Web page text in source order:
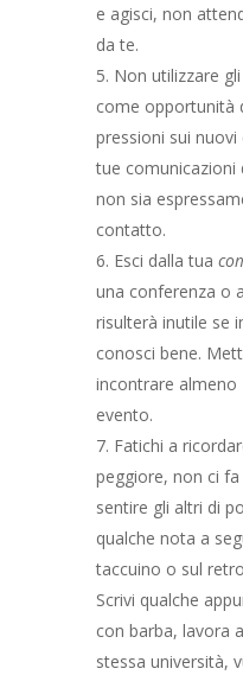
e agisci, non
da te.
Non utilizzare
come opportunità
pressioni sui nuovi
tue comunicazioni
non sia
contatto.
Esci dalla tua
una conferenza o
risulterà inutile se
conosci bene.
incontrare almeno
evento.
Fatichi a
peggiore, non ci
sentire gli altri di
qualche nota a
taccuino o sul
Scrivi qualche
con barba, lavora
stessa università,